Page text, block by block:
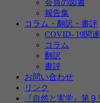
会員の図書
報告集
コラム・翻訳・書評
COVID- 19関連
コラム
翻訳
書評
お問い合わせ
リンク
『自然と実学』第９